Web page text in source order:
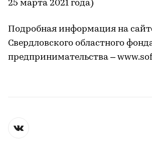
25 марта 2021 года)
Подробная информация на
Свердловского областного
предпринимательства –